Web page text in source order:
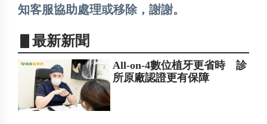
知客服協助處理或移除，謝謝。
▋最新新聞
All-on-4數位植牙更省時 診
所原廠認證更有保障